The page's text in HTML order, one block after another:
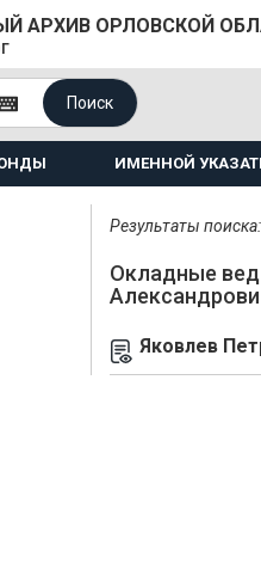
АРХИВ ОРЛОВСКОЙ
Поиск
ИМЕННОЙ
Результаты
Окладные
Яковлев